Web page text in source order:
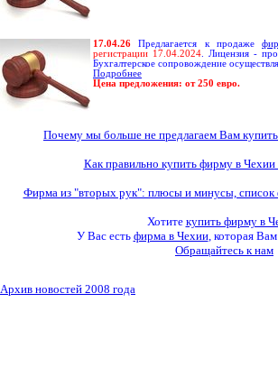
17.04.26 Предлагается к продаже
регистрации 17.04.2024. Лицензия -
Бухгалтерское сопровождение
Подробнее
Цена предложения: от 250 евро.
Почему мы больше не предлагаем Вам
Как правильно купить фирму в
Фирма из "вторых рук": плюсы и минусы, список
Хотите купить фирму в
У Вас есть фирма в Чехии, которая
Обращайтесь к нам
Архив новостей 2008 года